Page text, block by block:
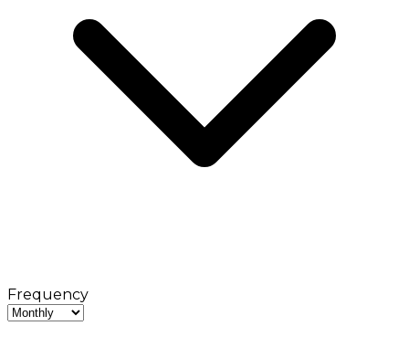
Frequency